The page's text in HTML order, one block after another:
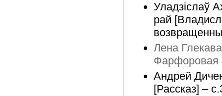
Уладзіслаў
рай
Лена
Фарфоровая
Андрей
[Рассказ] –